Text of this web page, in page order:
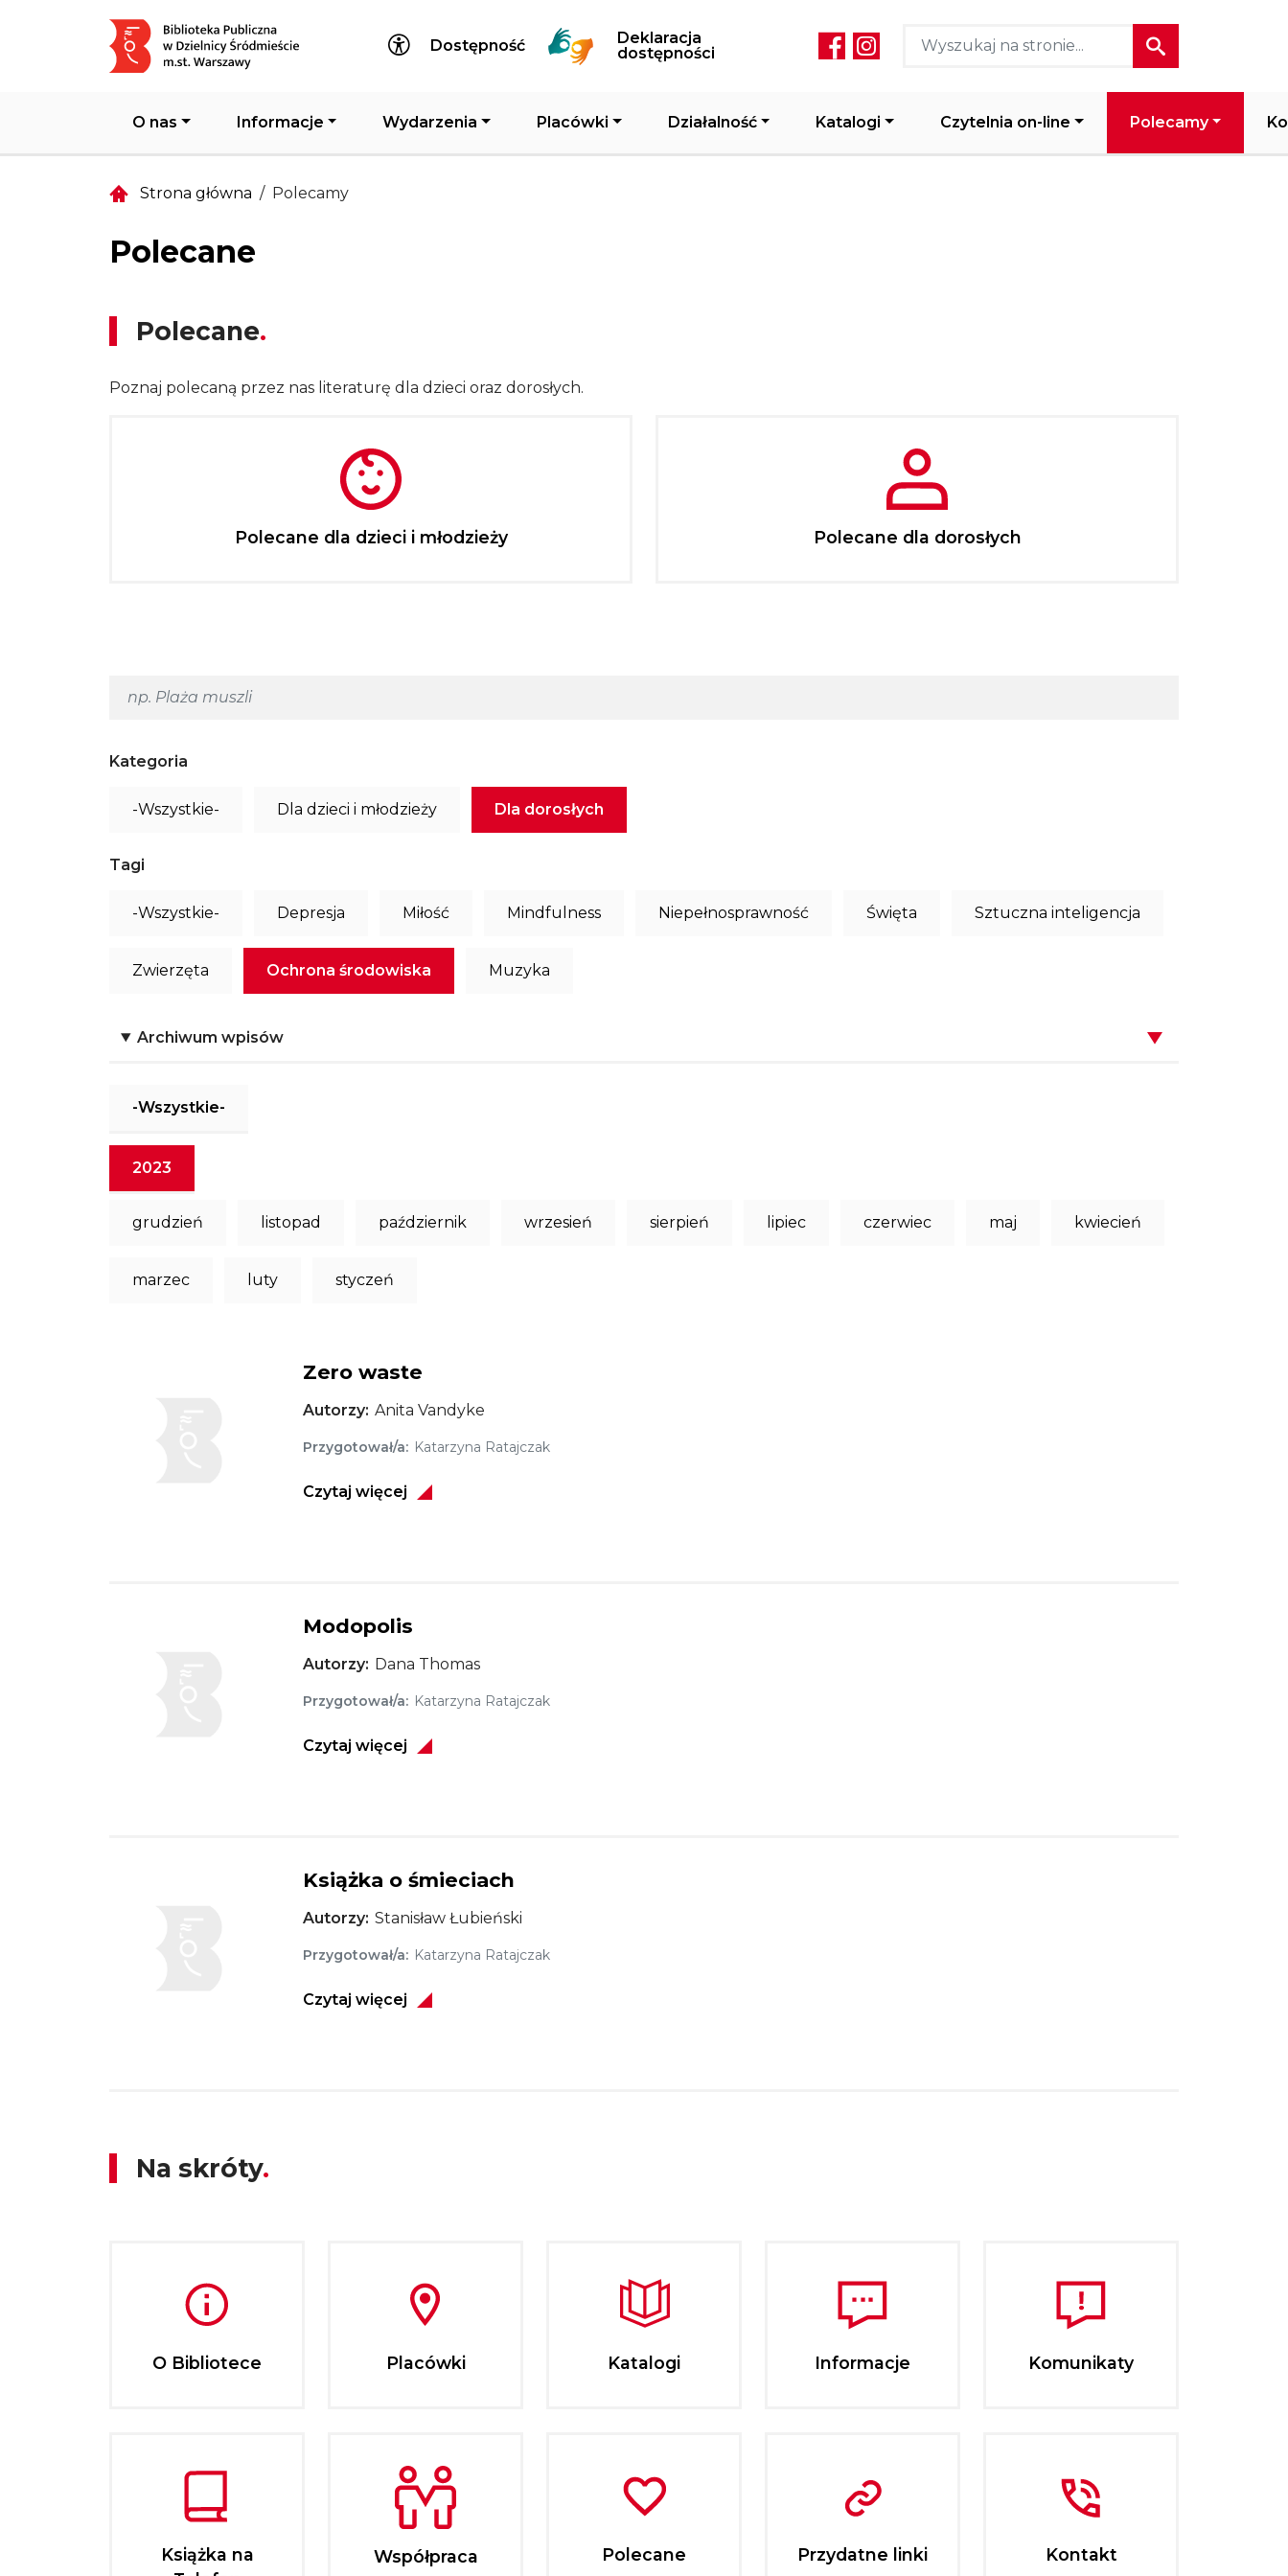
Dostępność
Deklaracja
dostępności
Social media header
O nas Informacje Wydarzenia Placówki Działalność Katalogi Czytelnia on-line Polecamy
Strona główna Polecamy
Polecane
Polecane
Poznaj polecaną przez nas literaturę dla dzieci oraz dorosłych.
Polecane dla dzieci i młodzieży Polecane dla dorosłych
Kategoria
-Wszystkie- Dla dzieci i młodzieży Dla dorosłych
Tagi
-Wszystkie- Depresja Miłość Mindfulness Niepełnosprawność Święta Sztuczna inteligencja
Zwierzęta Ochrona środowiska Muzyka
Archiwum wpisów
-Wszystkie-
2023
grudzień listopad październik wrzesień sierpień lipiec czerwiec maj kwiecień
marzec luty styczeń
Zero waste
Autorzy Anita Vandyke
Przygotował/a Katarzyna Ratajczak
Czytaj więcej
Modopolis
Autorzy Dana Thomas
Przygotował/a Katarzyna Ratajczak
Czytaj więcej
Książka o śmieciach
Autorzy Stanisław Łubieński
Przygotował/a Katarzyna Ratajczak
Czytaj więcej
Na skróty
O Bibliotece Placówki Katalogi Informacje Komunikaty
Książka na
Współpraca Polecane Przydatne linki Kontakt